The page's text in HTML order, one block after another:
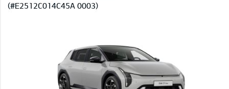
(#E2512C014C45A 0003)